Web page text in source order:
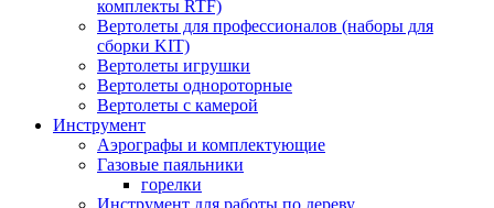
комплекты RTF)
Вертолеты для профессионалов (наборы для
сборки KIT)
Вертолеты игрушки
Вертолеты однороторные
Вертолеты с камерой
Инструмент
Аэрографы и комплектующие
Газовые паяльники
горелки
Инструмент для работы по дереву